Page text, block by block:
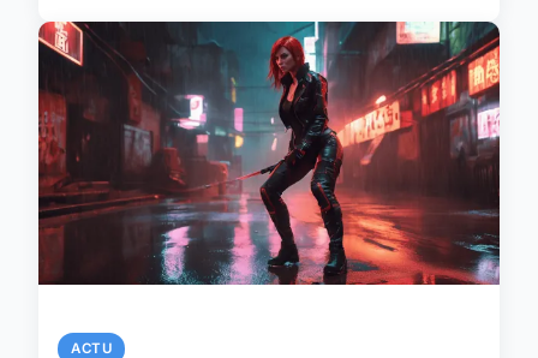
ACTU